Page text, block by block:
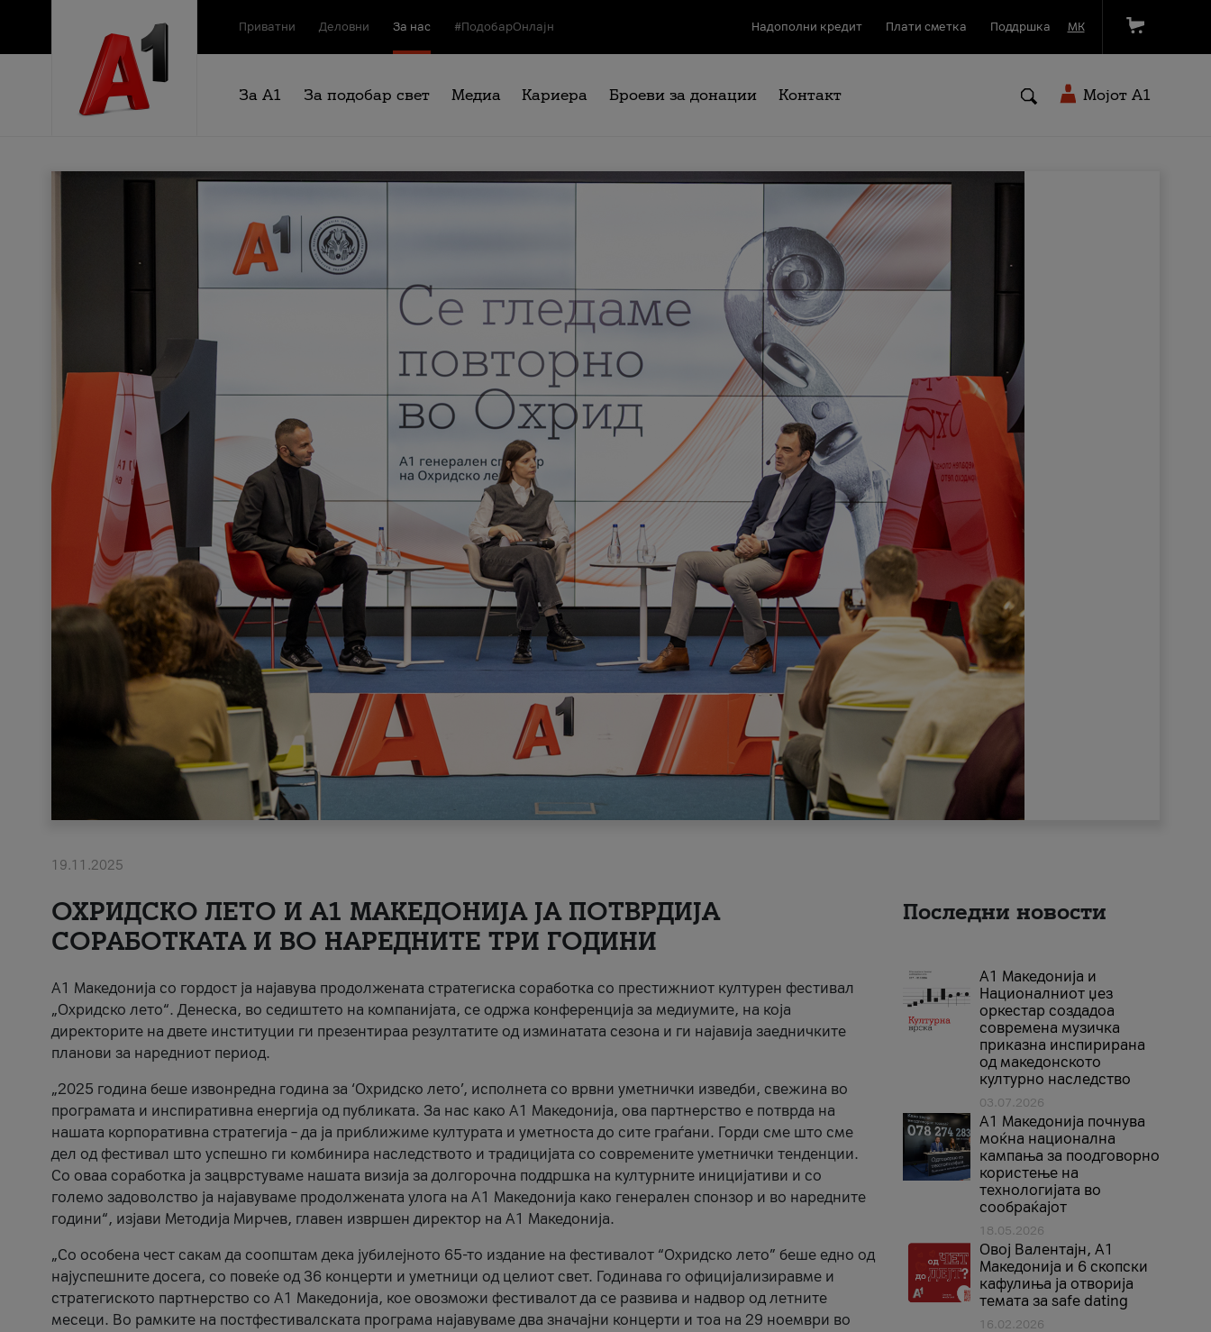
Приватни Деловни За нас #ПодобарОнлајн Надополни кредит Плати сметка Поддршка МК
За А1 За подобар свет Медиа Кариера Броеви за донации Контакт Мојот A1
19.11.2025
ОХРИДСКО ЛЕТО И A1 МАКЕДОНИЈА ЈА ПОТВРДИЈА
СОРАБОТКАТА И ВО НАРЕДНИТЕ ТРИ ГОДИНИ
A1 Македонија со гордост ја најавува продолжената стратегиска соработка со престижниот културен фестивал
„Охридско лето“. Денеска, во седиштето на компанијата, се одржа конференција за медиумите, на која
директорите на двете институции ги презентираа резултатите од изминатата сезона и ги најавија заедничките
планови за наредниот период.
„2025 година беше извонредна година за ‘Охридско лето’, исполнета со врвни уметнички изведби, свежина во
програмата и инспиративна енергија од публиката. За нас како A1 Македонија, ова партнерство е потврда на
нашата корпоративна стратегија – да ја приближиме културата и уметноста до сите граѓани. Горди сме што сме
дел од фестивал што успешно ги комбинира наследството и традицијата со современите уметнички тенденции.
Со оваа соработка ја зацврстуваме нашата визија за долгорочна поддршка на културните иницијативи и со
големо задоволство ја најавуваме продолжената улога на A1 Македонија како генерален спонзор и во наредните
години“, изјави Методија Мирчев, главен извршен директор на A1 Македонија.
„Со особена чест сакам да соопштам дека јубилејното 65-то издание на фестивалот “Охридско лето” беше едно од
најуспешните досега, со повеќе од 36 концерти и уметници од целиот свет. Годинава го официјализиравме и
стратегиското партнерство со А1 Македонија, кое овозможи фестивалот да се развива и надвор од летните
месеци. Во рамките на постфестивалската програма најавуваме два значајни концерти и тоа на 29 ноември во
Последни новости
А1 Македонија и
Националниот џез
оркестар создадоа
современа музичка
приказна инспирирана
од македонското
културно наследство
03.07.2026
A1 Македонија почнува
моќна национална
кампања за поодговорно
користење на
технологијата во
сообраќајот
18.05.2026
Овој Валентајн, A1
Македонија и 6 скопски
кафулиња ја отворија
темата за safe dating
16.02.2026